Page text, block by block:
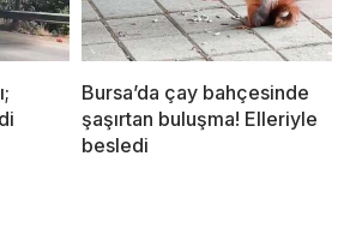
Bursa’da çay bahçesinde
şaşırtan buluşma! Elleriyle
besledi